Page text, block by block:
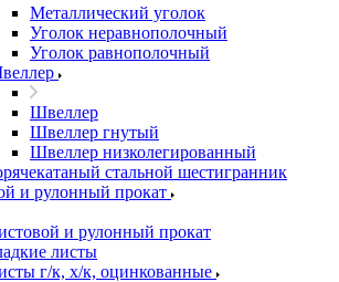
Металлический уголок
Уголок неравнополочный
Уголок равнополочный
Швеллер
Швеллер гнутый
Швеллер низколегированный
стальной шестигранник
и рулонный прокат
и рулонный прокат
листы
г/к, х/к, оцинкованные